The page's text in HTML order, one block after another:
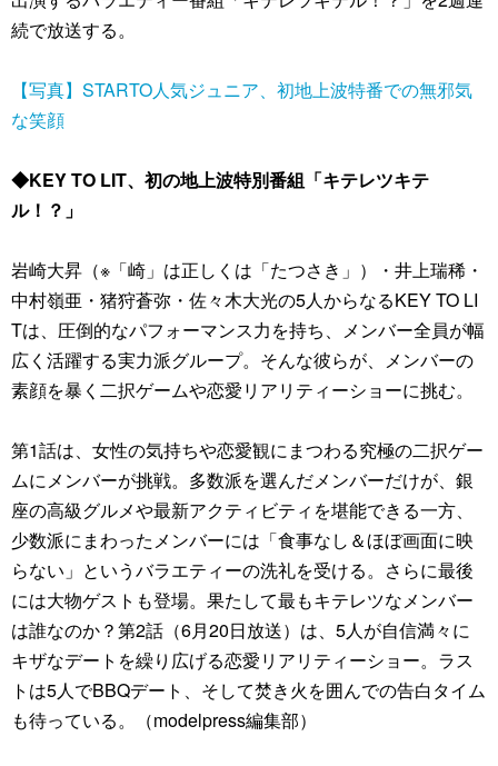
続で放送する。
【写真】STARTO人気ジュニア、初地上波特番での無邪気
な笑顔
◆KEY TO LIT、初の地上波特別番組「キテレツキテ
ル！？」
岩崎大昇（※「崎」は正しくは「たつさき」）・井上瑞稀・
中村嶺亜・猪狩蒼弥・佐々木大光の5人からなるKEY TO LI
Tは、圧倒的なパフォーマンス力を持ち、メンバー全員が幅
広く活躍する実力派グループ。そんな彼らが、メンバーの
素顔を暴く二択ゲームや恋愛リアリティーショーに挑む。
第1話は、女性の気持ちや恋愛観にまつわる究極の二択ゲー
ムにメンバーが挑戦。多数派を選んだメンバーだけが、銀
座の高級グルメや最新アクティビティを堪能できる一方、
少数派にまわったメンバーには「食事なし＆ほぼ画面に映
らない」というバラエティーの洗礼を受ける。さらに最後
には大物ゲストも登場。果たして最もキテレツなメンバー
は誰なのか？第2話（6月20日放送）は、5人が自信満々に
キザなデートを繰り広げる恋愛リアリティーショー。ラス
トは5人でBBQデート、そして焚き火を囲んでの告白タイム
も待っている。（modelpress編集部）